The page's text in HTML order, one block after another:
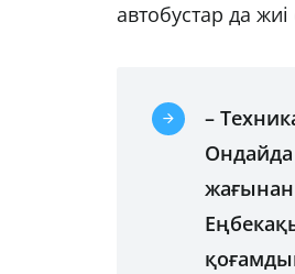
автобустар да
–
Ондайда
жағынан